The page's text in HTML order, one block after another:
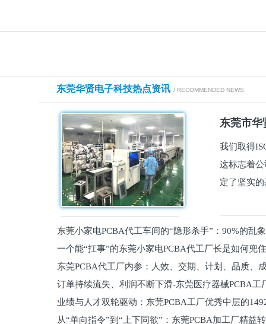
东莞华贤电子科技热点资讯 / RECOMMENDED NEWS
东莞市华
我们取得
这标志着
定了坚实
东莞小家电PCBA代工车间的“隐形杀手”：90%的乱
员工一个能“扛事”的东莞小家电PCBA代工厂长是如何兜
东莞PCBA代工厂内参：人效、交期、计划、品质
维锁客法则
订单持续流失、利润不断下滑-东莞医疗器械PCBA工
理死穴必须堵住
业绩与人才双轮驱动：东莞PCBA工厂优秀中层的
从“单向指令”到“上下同欲”：东莞PCBA加工厂精益